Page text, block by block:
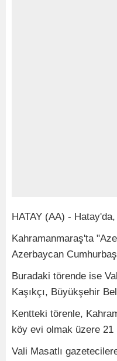
HATAY (AA) -
Kahramanmaraş'ta
Azerbaycan
Buradaki törende ise
Kaşıkçı, Büyükşehir
Kentteki törenle,
köy evi olmak üzere
Vali Masatlı